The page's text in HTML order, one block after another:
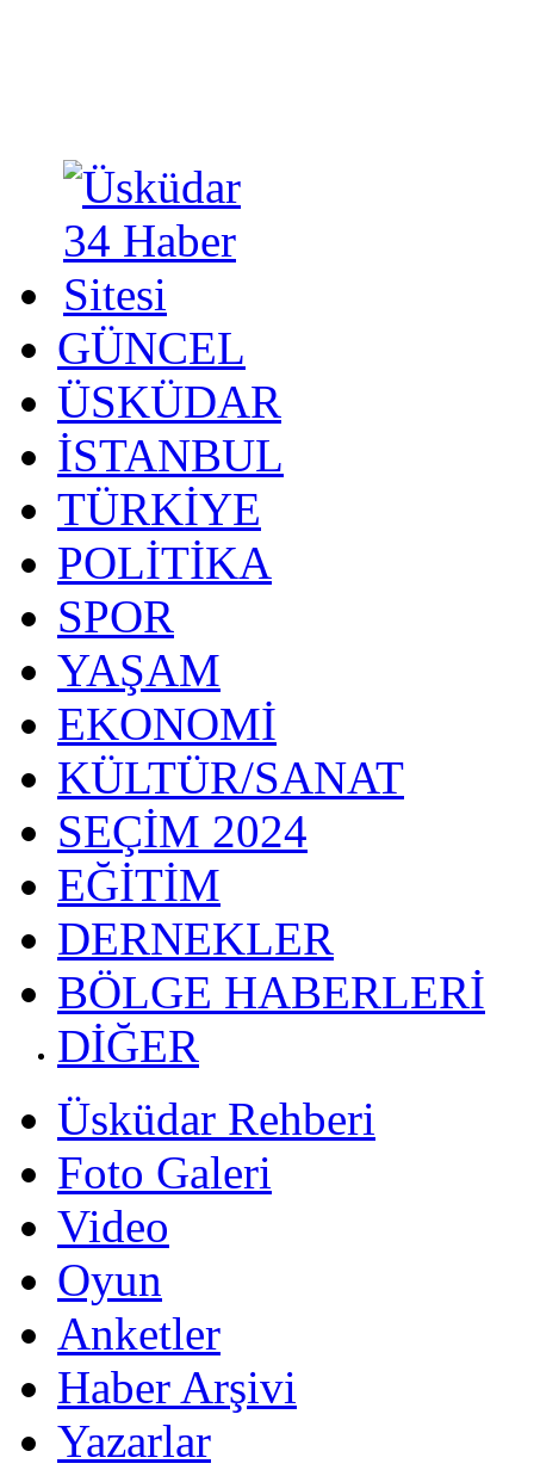
GÜNCEL
ÜSKÜDAR
İSTANBUL
TÜRKİYE
POLİTİKA
SPOR
YAŞAM
EKONOMİ
KÜLTÜR/SANAT
SEÇİM 2024
EĞİTİM
DERNEKLER
BÖLGE HABERLERİ
DİĞER
Üsküdar Rehberi
Foto Galeri
Video
Oyun
Anketler
Haber Arşivi
Yazarlar